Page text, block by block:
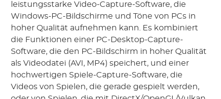
leistungsstarke Video-Capture-Software, die
Windows-PC-Bildschirme und Töne von PCs in
hoher Qualität aufnehmen kann. Es kombiniert
die Funktionen einer PC-Desktop-Capture-
Software, die den PC-Bildschirm in hoher Qualität
als Videodatei (AVI, MP4) speichert, und einer
hochwertigen Spiele-Capture-Software, die
Videos von Spielen, die gerade gespielt werden,